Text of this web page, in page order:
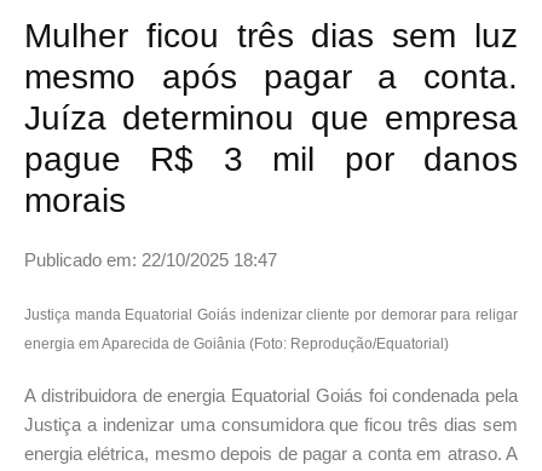
Mulher ficou três dias sem luz
mesmo após pagar a conta.
Juíza determinou que empresa
pague R$ 3 mil por danos
morais
Publicado em: 22/10/2025 18:47
Justiça manda Equatorial Goiás indenizar cliente por demorar para religar
energia em Aparecida de Goiânia (Foto: Reprodução/Equatorial)
A distribuidora de energia Equatorial Goiás foi condenada pela
Justiça a indenizar uma consumidora que ficou três dias sem
energia elétrica, mesmo depois de pagar a conta em atraso. A